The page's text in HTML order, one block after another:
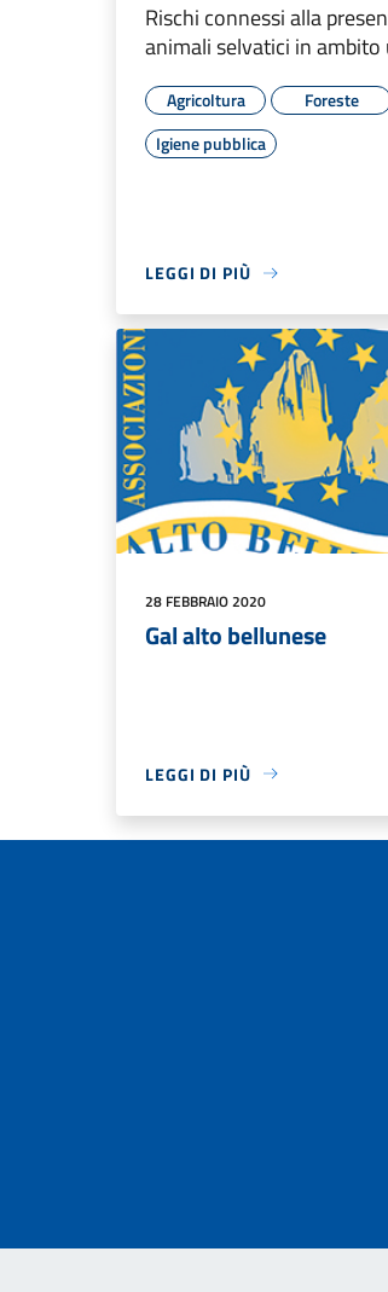
Rischi connessi alla
animali selvatici in ambito
Agricoltura
Foreste
Igiene pubblica
LEGGI DI PIÙ
28 FEBBRAIO 2020
Gal alto bellunese
LEGGI DI PIÙ